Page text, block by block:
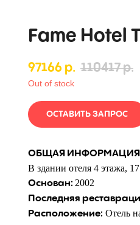
Fame Hotel
97166 р. 110417р.
Out of stock
ОСТАВИТЬ ЗАПРОС
ОБЩАЯ ИНФОРМАЦИЯ
В здании отеля 4 этажа,
Основан: 2002
Последняя
Расположение: Отель